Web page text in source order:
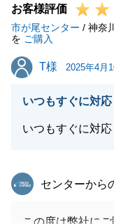
今後ともどうぞよ
お客様評価
市が尾センター / 神奈
を ご購入
T様
T様 2025年4月
いつもすぐに対
いつもすぐに対応
東急リバブル
センターから
この度は弊社に